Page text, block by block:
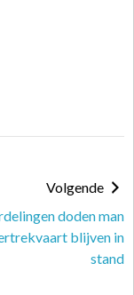
Volgende
doden man
blijven in
stand